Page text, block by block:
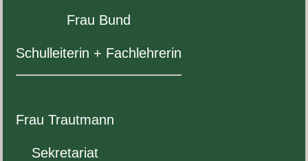
Frau Bund
Schullei­t­erin + Fachlehrerin
Frau Traut­mann
Sekre­tariat